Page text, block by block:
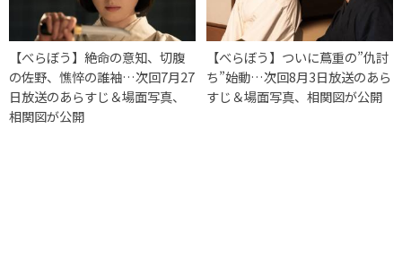
【べらぼう】絶命の意知、切腹
の佐野、憔悴の誰袖…次回7月27
日放送のあらすじ＆場面写真、
相関図が公開
【べらぼう】ついに蔦重の”仇討
ち”始動…次回8月3日放送のあら
すじ＆場面写真、相関図が公開